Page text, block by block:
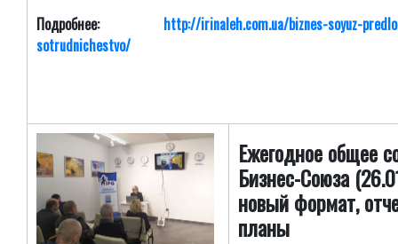
Подробнее: http://irinaleh.com.ua/biznes-soyuz-
sotrudnichestvo/
Ежегодное общее
Бизнес-Союза
новый формат,
планы